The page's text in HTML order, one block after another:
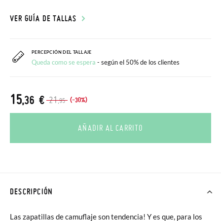
VER GUÍA DE TALLAS
PERCEPCIÓN DEL TALLAJE
Queda como se espera - según el 50% de los clientes
21,95 (-30%)
15,36 €
AÑADIR AL CARRITO
DESCRIPCIÓN
Las zapatillas de camuflaje son tendencia! Y es que, para los